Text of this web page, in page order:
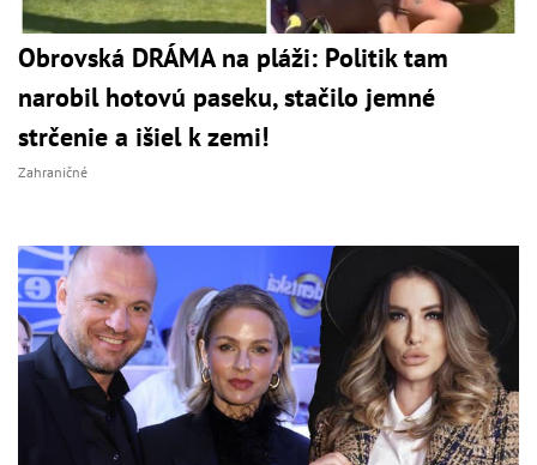
Obrovská DRÁMA na pláži: Politik tam
narobil hotovú paseku, stačilo jemné
strčenie a išiel k zemi!
Zahraničné